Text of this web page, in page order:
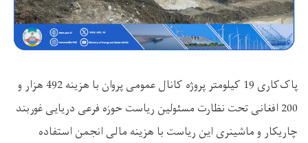
پاک‌کاری 19 کیلومتر پروژه کانال عمومی پروان با هزینه 492 هزار و
200 افغانی تحت نظارت مسئولین ریاست حوزه فرعی دریایی غوربند
چاریکار و ماشینری این ریاست با هزینه مالی انجمن استفاده